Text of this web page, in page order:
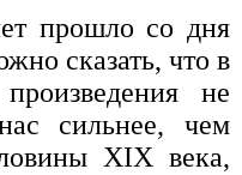
прошло со дня
сказать, что в
не
сильнее, чем
XIX века,